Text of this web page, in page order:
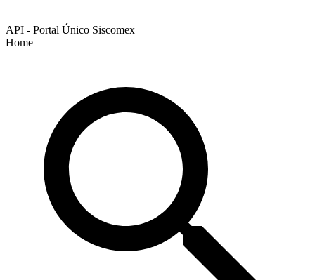
API - Portal Único Siscomex
Home